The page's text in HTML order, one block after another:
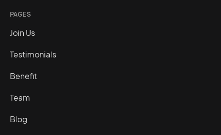
PAGES
Join Us
Testimonials
Benefit
Team
Blog